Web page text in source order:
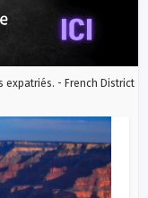
expatriés. - French District